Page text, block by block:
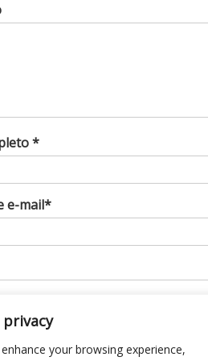
privacy
your browsing experience,
*
e-mail*
sobre novos comentários por